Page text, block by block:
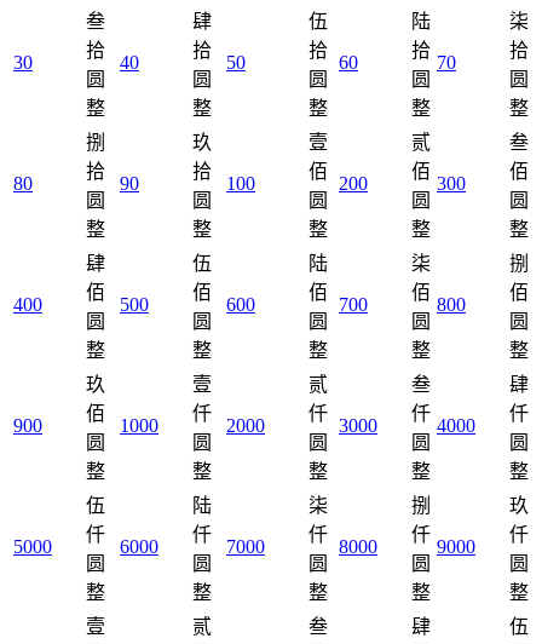
30
叁
拾
圆
整
40
肆
拾
圆
整
50
伍
拾
圆
整
60
陆
拾
圆
整
70
柒
拾
圆
整
80
捌
拾
圆
整
90
玖
拾
圆
整
100
壹
佰
圆
整
200
贰
佰
圆
整
300
叁
佰
圆
整
400
肆
佰
圆
整
500
伍
佰
圆
整
600
陆
佰
圆
整
700
柒
佰
圆
整
800
捌
佰
圆
整
900
玖
佰
圆
整
1000
壹
仟
圆
整
2000
贰
仟
圆
整
3000
叁
仟
圆
整
4000
肆
仟
圆
整
5000
伍
仟
圆
整
6000
陆
仟
圆
整
7000
柒
仟
圆
整
8000
捌
仟
圆
整
9000
玖
仟
圆
整
壹
贰
叁
肆
伍